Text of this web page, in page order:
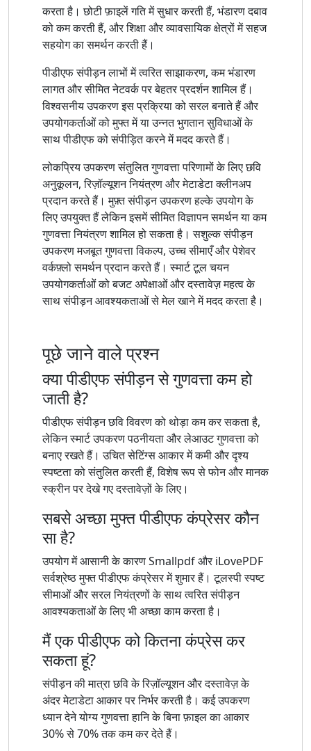
करता है। छोटी फ़ाइलें गति में सुधार करती हैं, भंडारण दबाव
को कम करती हैं, और शिक्षा और व्यावसायिक क्षेत्रों में सहज
सहयोग का समर्थन करती हैं।
पीडीएफ संपीड़न लाभों में त्वरित साझाकरण, कम भंडारण
लागत और सीमित नेटवर्क पर बेहतर प्रदर्शन शामिल हैं।
विश्वसनीय उपकरण इस प्रक्रिया को सरल बनाते हैं और
उपयोगकर्ताओं को मुफ्त में या उन्नत भुगतान सुविधाओं के
साथ पीडीएफ को संपीड़ित करने में मदद करते हैं।
लोकप्रिय उपकरण संतुलित गुणवत्ता परिणामों के लिए छवि
अनुकूलन, रिज़ॉल्यूशन नियंत्रण और मेटाडेटा क्लीनअप
प्रदान करते हैं। मुफ़्त संपीड़न उपकरण हल्के उपयोग के
लिए उपयुक्त हैं लेकिन इसमें सीमित विज्ञापन समर्थन या कम
गुणवत्ता नियंत्रण शामिल हो सकता है। सशुल्क संपीड़न
उपकरण मजबूत गुणवत्ता विकल्प, उच्च सीमाएँ और पेशेवर
वर्कफ़्लो समर्थन प्रदान करते हैं। स्मार्ट टूल चयन
उपयोगकर्ताओं को बजट अपेक्षाओं और दस्तावेज़ महत्व के
साथ संपीड़न आवश्यकताओं से मेल खाने में मदद करता है।
पूछे जाने वाले प्रश्न
क्या पीडीएफ संपीड़न से गुणवत्ता कम हो
जाती है?
पीडीएफ संपीड़न छवि विवरण को थोड़ा कम कर सकता है,
लेकिन स्मार्ट उपकरण पठनीयता और लेआउट गुणवत्ता को
बनाए रखते हैं। उचित सेटिंग्स आकार में कमी और दृश्य
स्पष्टता को संतुलित करती हैं, विशेष रूप से फोन और मानक
स्क्रीन पर देखे गए दस्तावेज़ों के लिए।
सबसे अच्छा मुफ्त पीडीएफ कंप्रेसर कौन
सा है?
उपयोग में आसानी के कारण Smallpdf और iLovePDF
सर्वश्रेष्ठ मुफ्त पीडीएफ कंप्रेसर में शुमार हैं। टूलस्पी स्पष्ट
सीमाओं और सरल नियंत्रणों के साथ त्वरित संपीड़न
आवश्यकताओं के लिए भी अच्छा काम करता है।
मैं एक पीडीएफ को कितना कंप्रेस कर
सकता हूं?
संपीड़न की मात्रा छवि के रिज़ॉल्यूशन और दस्तावेज़ के
अंदर मेटाडेटा आकार पर निर्भर करती है। कई उपकरण
ध्यान देने योग्य गुणवत्ता हानि के बिना फ़ाइल का आकार
30% से 70% तक कम कर देते हैं।